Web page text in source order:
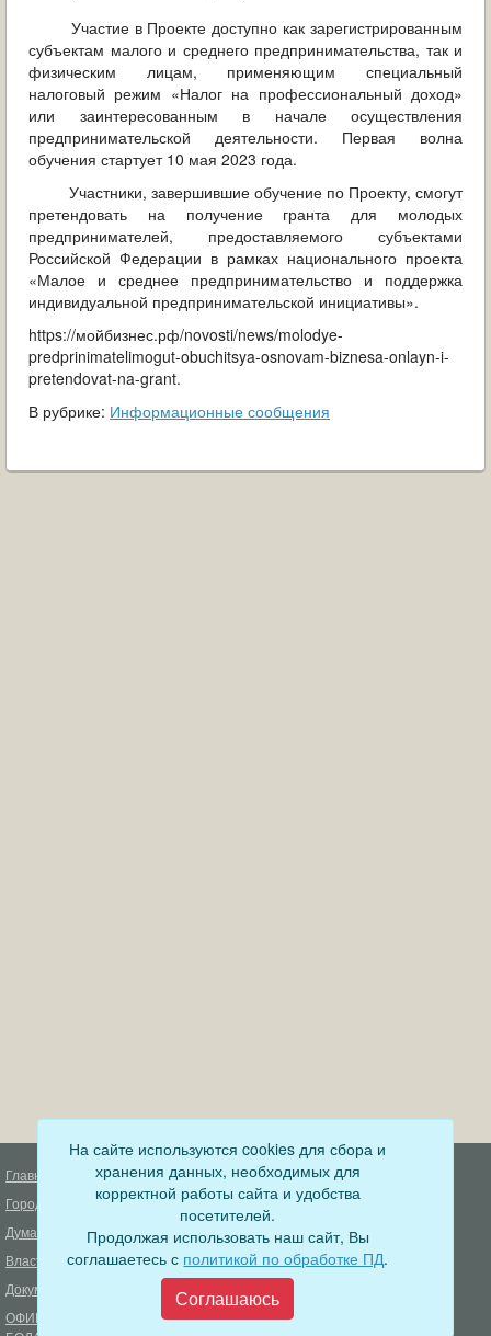
Участие в Проекте доступно как зарегистрированным
субъектам малого и среднего предпринимательства, так и
физическим лицам, применяющим специальный
налоговый режим «Налог на профессиональный доход»
или заинтересованным в начале осуществления
предпринимательской деятельности. Первая волна
обучения стартует 10 мая 2023 года.
Участники, завершившие обучение по Проекту, смогут
претендовать на получение гранта для молодых
предпринимателей, предоставляемого субъектами
Российской Федерации в рамках национального проекта
«Малое и среднее предпринимательство и поддержка
индивидуальной предпринимательской инициативы».
https://мойбизнес.рф/novosti/news/molodye-
predprinimatelimogut-obuchitsya-osnovam-biznesa-onlayn-i-
pretendovat-na-grant.
В рубрике: Информационные сообщения
Главная
Город
Дума
Власть
Документы
ОФИЦИАЛЬНЫЙ ВЕСТНИК
Деятельность прокуратуры
Муниципальный контроль
Меры пожарной безопасности
Муниципальные закупки
Формирование комфортной
городской среды
На сайте используются cookies для сбора и
хранения данных, необходимых для
корректной работы сайта и удобства
посетителей.
Продолжая использовать наш сайт, Вы
соглашаетесь с политикой по обработке ПД.
Соглашаюсь